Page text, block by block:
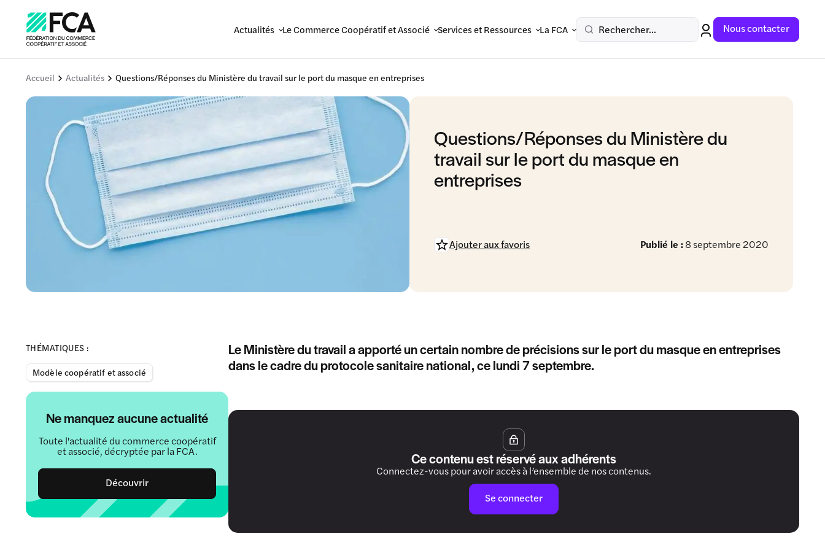
Actualités Le Commerce Coopératif et Associé Services et Ressources La FCA Rechercher... Nous contacter
Accueil Actualités Questions/Réponses du Ministère du travail sur le port du masque en entreprises
Questions/Réponses du Ministère du
travail sur le port du masque en
entreprises
Publié le :8 septembre 2020
Ajouter aux favoris
THÉMATIQUES :
Modèle coopératif et associé
Ne manquez aucune actualité
Toute l'actualité du commerce coopératif
et associé, décryptée par la FCA.
Découvrir
Le Ministère du travail a apporté un certain nombre de précisions sur le port du masque en entreprises
dans le cadre du protocole sanitaire national, ce lundi 7 septembre.
Ce contenu est réservé aux adhérents
Connectez-vous pour avoir accès à l’ensemble de nos contenus.
Se connecter